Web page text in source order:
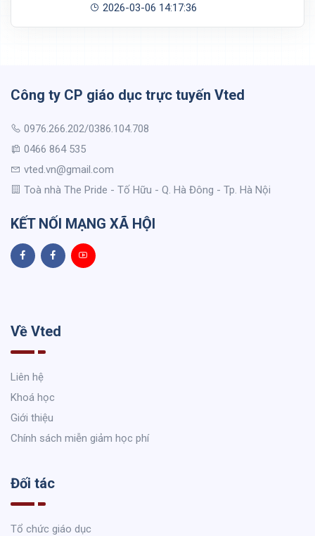
2026-03-06 14:17:36
Công ty CP giáo dục trực tuyến Vted
0976.266.202/0386.104.708
0466 864 535
vted.vn@gmail.com
Toà nhà The Pride - Tố Hữu - Q. Hà Đông - Tp. Hà Nội
KẾT NỐI MẠNG XÃ HỘI
Về Vted
Liên hệ
Khoá học
Giới thiệu
Chính sách miễn giảm học phí
Đối tác
Tổ chức giáo dục